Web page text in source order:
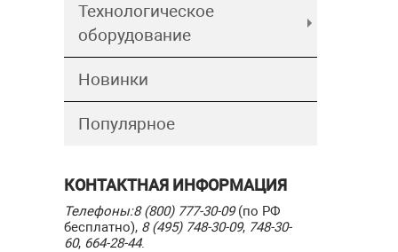
Технологическое
оборудование
Новинки
Популярное
КОНТАКТНАЯ ИНФОРМАЦИЯ
Телефоны:8 (800) 777-30-09(по РФ
бесплатно), 8 (495) 748-30-09, 748-30-
60, 664-28-44.